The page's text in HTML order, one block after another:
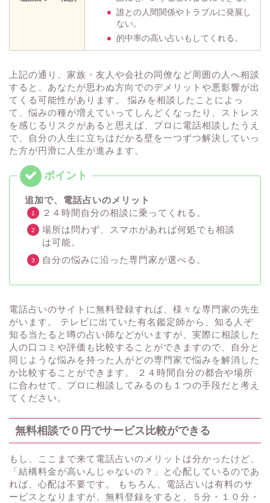
誰との人間関係やトラブルに発展し
ない。
的中率の高い占いもしてくれる。
上記の通り、家族・友人や会社の同僚など周囲の人へ相談
すると、あなたが思わぬ方向でのデメリットや悪影響が出
てくる可能性があります。 悩みを相談したことによっ
て、悩みの種が増えていってしんどくなったり、ストレス
を感じるリスクがあると思えば、プロに電話相談したうえ
で、自分の人生に立ちはだかる壁を一つずつ解決していっ
た方が円滑に人生が進みます。
追加で、電話占いのメリット
２４時間自分の相談に乗ってくれる。
場所は問わず、スマホがあれば何処でも相談
は可能。
自分の悩みに沿った専門家が選べる。
電話占いのサイトに無料登録すれば、様々な専門家の先生
がいます。 テレビに出ていた有名鑑定師から、知る人ぞ
知る当たると噂の占い師などがいますが、実際に相談した
人の口コミや評価も比較することができますので、自分と
同じような悩みを持った人がどの専門家で悩みを解消した
か比較することができます。 ２４時間自分の都合や場所
に合わせて、プロに相談してみるのも１つの手段だと考え
てください。
無料相談で０円でサービス比較ができる
もし、ここまで来て電話占いのメリットは分かったけど、
「結構料金が高いんじゃないの？」と心配しているのであ
れば、心配は不要です。 もちろん、電話占いは有料のサ
ービスとなりますが、無料登録をすると、５分・１０分・